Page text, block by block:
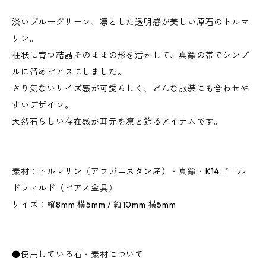
淡いブルーグリーン、凛とした透明感が美しい原石のトルマ
リン。
柱状に育つ結晶そのままの形を活かして、真鍮の帯でシンプ
ルに留めピアスにしました。
さり気ないサイズ感が可愛らしく、どんな服装にも合わせや
すいデザイン。
天然石らしい存在感が耳元を凛と飾るアイテムです。
素材：トルマリン（アフガニスタン産）・真鍮・K14ゴール
ドフィルド（ピアス金具）
サイズ：縦8mm 横5mm / 縦10mm 横5mm
●使用している石・素材について